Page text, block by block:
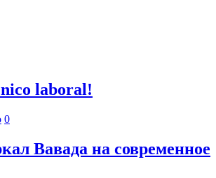
laboral!
0
Вавада на современное